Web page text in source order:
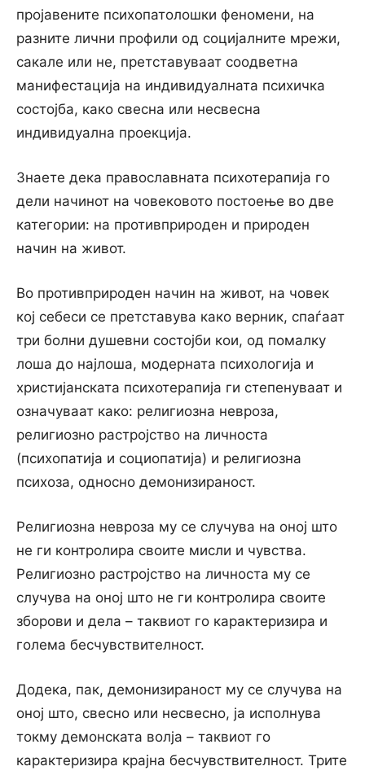
пројавените психопатолошки феномени, на
разните лични профили од социјалните мрежи,
сакале или не, претставуваат соодветна
манифестација на индивидуалната психичка
состојба, како свесна или несвесна
индивидуална проекција.
Знаете дека православната психотерапија го
дели начинот на човековото постоење во две
категории: на противприроден и природен
начин на живот.
Во противприроден начин на живот, на човек
кој себеси се претставува како верник, спаѓаат
три болни душевни состојби кои, од помалку
лоша до најлоша, модерната психологија и
христијанската психотерапија ги степенуваат и
означуваат како: религиозна невроза,
религиозно растројство на личноста
(психопатија и социопатија) и религиозна
психоза, односно демонизираност.
Религиозна невроза му се случува на оној што
не ги контролира своите мисли и чувства.
Религиозно растројство на личноста му се
случува на оној што не ги контролира своите
зборови и дела – таквиот го карактеризира и
голема бесчувствителност.
Додека, пак, демонизираност му се случува на
оној што, свесно или несвесно, ја исполнува
токму демонската волја – таквиот го
карактеризира крајна бесчувствителност. Трите